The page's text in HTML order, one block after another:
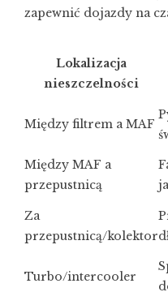
zapewnić dojazdy na
Lokalizacja
nieszczelności
Między filtrem a MAF
Między MAF a
przepustnicą
Za
przepustnicą/kolektor
Turbo/intercooler